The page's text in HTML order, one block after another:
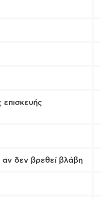
αν δεν βρεθεί βλάβη